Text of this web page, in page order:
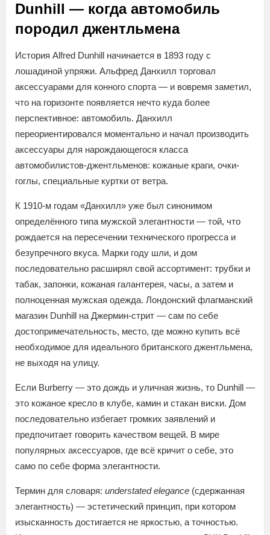
Dunhill — когда автомобиль
породил джентльмена
История Alfred Dunhill начинается в 1893 году с
лошадиной упряжи. Альфред Данхилл торговал
аксессуарами для конного спорта — и вовремя заметил,
что на горизонте появляется нечто куда более
перспективное: автомобиль. Данхилл
переориентировался моментально и начал производить
аксессуары для нарождающегося класса
автомобилистов-джентльменов: кожаные краги, очки-
гоглы, специальные куртки от ветра.
К 1910-м годам «Данхилл» уже был синонимом
определённого типа мужской элегантности — той, что
рождается на пересечении технического прогресса и
безупречного вкуса. Марки году шли, и дом
последовательно расширял свой ассортимент: трубки и
табак, запонки, кожаная галантерея, часы, а затем и
полноценная мужская одежда. Лондонский флагманский
магазин Dunhill на Джермин-стрит — сам по себе
достопримечательность, место, где можно купить всё
необходимое для идеального британского джентльмена,
не выходя на улицу.
Если Burberry — это дождь и уличная жизнь, то Dunhill —
это кожаное кресло в клубе, камин и стакан виски. Дом
последовательно избегает громких заявлений и
предпочитает говорить качеством вещей. В мире
популярных аксессуаров, где всё кричит о себе, это
само по себе форма элегантности.
Термин для словаря: understated elegance (сдержанная
элегантность) — эстетический принцип, при котором
изысканность достигается не яркостью, а точностью.